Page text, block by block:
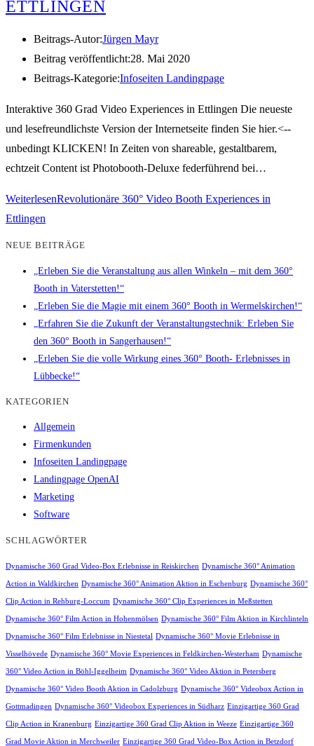
ETTLINGEN
Beitrags-Autor:Jürgen Mayr
Beitrag veröffentlicht:28. Mai 2020
Beitrags-Kategorie:Infoseiten Landingpage
Interaktive 360 Grad Video Experiences in Ettlingen Die neueste
und lesefreundlichste Version der Internetseite finden Sie hier.<--
unbedingt KLICKEN! In Zeiten von shareable, gestaltbarem,
echtzeit Content ist Photobooth-Deluxe federführend bei…
WeiterlesenRevolutionäre 360° Video Booth Experiences in
Ettlingen
NEUE BEITRÄGE
„Erleben Sie die Veranstaltung aus allen Winkeln – mit dem 360°
Booth in Vaterstetten!“
„Erleben Sie die Magie mit einem 360° Booth in Wermelskirchen!“
„Erfahren Sie die Zukunft der Veranstaltungstechnik: Erleben Sie
den 360° Booth in Sangerhausen!“
„Erleben Sie die volle Wirkung eines 360° Booth- Erlebnisses in
Lübbecke!“
KATEGORIEN
Allgemein
Firmenkunden
Infoseiten Landingpage
Landingpage OpenAI
Marketing
Software
SCHLAGWÖRTER
Dynamische 360 Grad Video-Box Erlebnisse in Reiskirchen Dynamische 360° Animation
Action in Waldkirchen Dynamische 360° Animation Aktion in Eschenburg Dynamische 360°
Clip Action in Rehburg-Loccum Dynamische 360° Clip Experiences in Meßstetten
Dynamische 360° Film Action in Hohenmölsen Dynamische 360° Film Aktion in Kirchlinteln
Dynamische 360° Film Erlebnisse in Niestetal Dynamische 360° Movie Erlebnisse in
Visselhövede Dynamische 360° Movie Experiences in Feldkirchen-Westerham Dynamische
360° Video Action in Böhl-Iggelheim Dynamische 360° Video Aktion in Petersberg
Dynamische 360° Video Booth Aktion in Cadolzburg Dynamische 360° Videobox Action in
Gottmadingen Dynamische 360° Videobox Experiences in Südharz Einzigartige 360 Grad
Clip Action in Kranenburg Einzigartige 360 Grad Clip Aktion in Weeze Einzigartige 360
Grad Movie Aktion in Merchweiler Einzigartige 360 Grad Video-Box Action in Betzdorf